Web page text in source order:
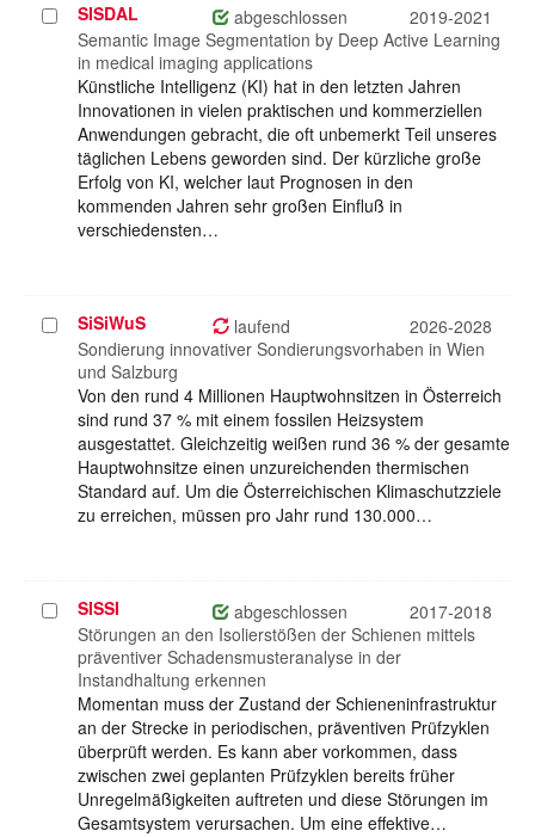
Projekt
auswählen
SISDAL abgeschlossen
2019-2021
Semantic Image Segmentation by Deep Active Learning
in medical imaging applications
Künstliche Intelligenz (KI) hat in den letzten Jahren
Innovationen in vielen praktischen und kommerziellen
Anwendungen gebracht, die oft unbemerkt Teil unseres
täglichen Lebens geworden sind. Der kürzliche große
Erfolg von KI, welcher laut Prognosen in den
kommenden Jahren sehr großen Einfluß in
verschiedensten…
Projekt
auswählen
SiSiWuS laufend
2026-2028
Sondierung innovativer Sondierungsvorhaben in Wien
und Salzburg
Von den rund 4 Millionen Hauptwohnsitzen in Österreich
sind rund 37 % mit einem fossilen Heizsystem
ausgestattet. Gleichzeitig weißen rund 36 % der gesamte
Hauptwohnsitze einen unzureichenden thermischen
Standard auf. Um die Österreichischen Klimaschutzziele
zu erreichen, müssen pro Jahr rund 130.000…
Projekt
auswählen
SISSI abgeschlossen
2017-2018
Störungen an den Isolierstößen der Schienen mittels
präventiver Schadensmusteranalyse in der
Instandhaltung erkennen
Momentan muss der Zustand der Schieneninfrastruktur
an der Strecke in periodischen, präventiven Prüfzyklen
überprüft werden. Es kann aber vorkommen, dass
zwischen zwei geplanten Prüfzyklen bereits früher
Unregelmäßigkeiten auftreten und diese Störungen im
Gesamtsystem verursachen. Um eine effektive…